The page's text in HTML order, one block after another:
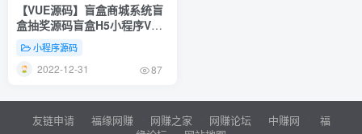
【VUE源码】盲盒商城系统盲
盒抽奖源码盲盒H5小程序VUE
源码小程序源码
2022-12-31 87
友链申请 福缘网赚 网赚之家 网赚论坛 中赚网
福